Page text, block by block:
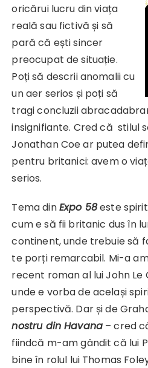
oricărui lucru din viața
reală sau fictivă și să
pară că ești sincer
preocupat de situație.
Poți să descrii anomalii cu
un aer serios și poți să
tragi concluzii
insignifiante. Cred că stilul
Jonathan Coe ar putea
pentru britanici: avem o
serios.
Tema dinExpo 58este
cum e să fii britanic dus în
continent, unde trebuie să
te porți remarcabil. Mi-a
recent roman al lui John Le
unde e vorba de același
perspectivă. Dar și de
nostru din Havana – cred
fiindcă m-am gândit că lui
bine în rolul lui Thomas